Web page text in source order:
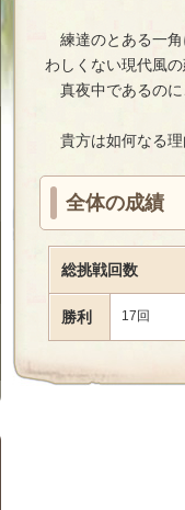
練達のとある一
わしくない現代風
真夜中であるのに
貴方は如何なる理
全体の成績
総挑戦回数
勝利 17回